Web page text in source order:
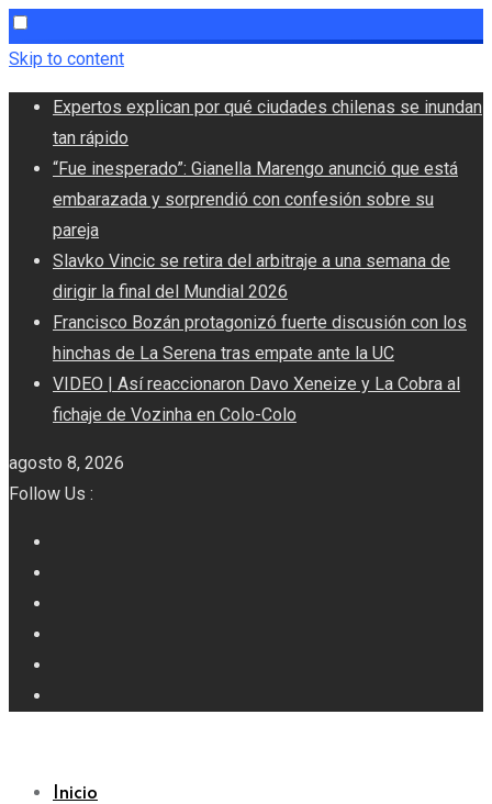
Skip to content
Expertos explican por qué ciudades chilenas se inundan
tan rápido
“Fue inesperado”: Gianella Marengo anunció que está
embarazada y sorprendió con confesión sobre su
pareja
Slavko Vincic se retira del arbitraje a una semana de
dirigir la final del Mundial 2026
Francisco Bozán protagonizó fuerte discusión con los
hinchas de La Serena tras empate ante la UC
VIDEO | Así reaccionaron Davo Xeneize y La Cobra al
fichaje de Vozinha en Colo-Colo
agosto 8, 2026
Follow Us :
Inicio